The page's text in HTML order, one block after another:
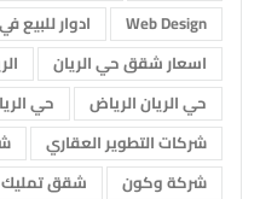
Web Design
ادوار للبيع
اسعار شقق حي الريان
حي الريان الرياض
حي
شركات التطوير العقاري
شركة وكون
شقق تمليك